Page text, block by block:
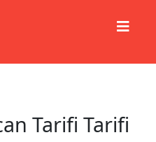
Tarifi Tarifi